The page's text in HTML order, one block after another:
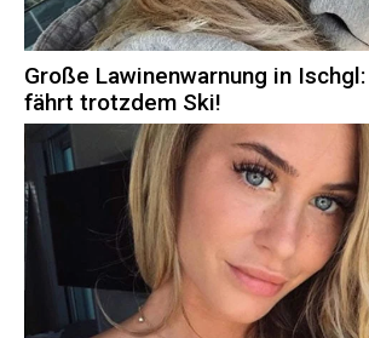
Große Lawinenwarnung in
fährt trotzdem Ski!